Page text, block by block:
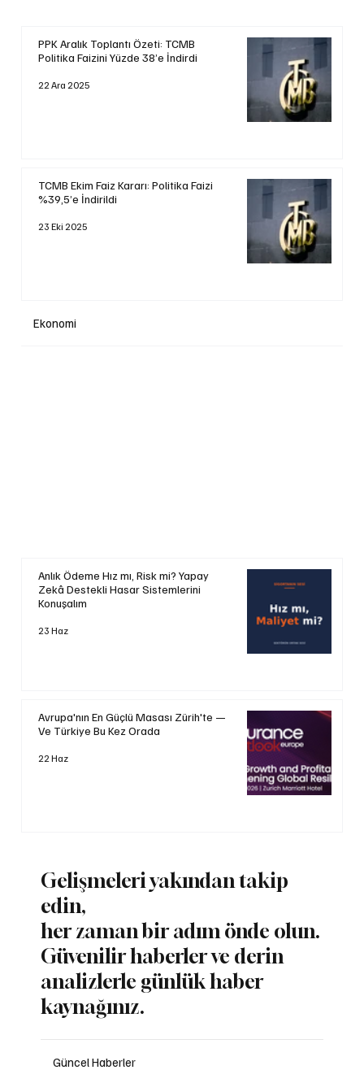
PPK Aralık Toplantı Özeti: TCMB
Politika Faizini Yüzde 38’e İndirdi
22 Ara 2025
TCMB Ekim Faiz Kararı: Politika Faizi
%39,5’e İndirildi
23 Eki 2025
Ekonomi
Anlık Ödeme Hız mı, Risk mi? Yapay
Zekâ Destekli Hasar Sistemlerini
Konuşalım
23 Haz
Avrupa'nın En Güçlü Masası Zürih'te —
Ve Türkiye Bu Kez Orada
22 Haz
Gelişmeleri yakından takip
edin,
her zaman bir adım önde olun.
Güvenilir haberler ve derin
analizlerle günlük haber
kaynağınız.
Güncel Haberler